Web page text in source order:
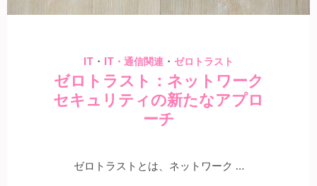
IT ・ IT・通信関連 ・ ゼロトラスト
ゼロトラスト：ネットワーク
セキュリティの新たなアプロ
ーチ
ゼロトラストとは、ネットワーク …